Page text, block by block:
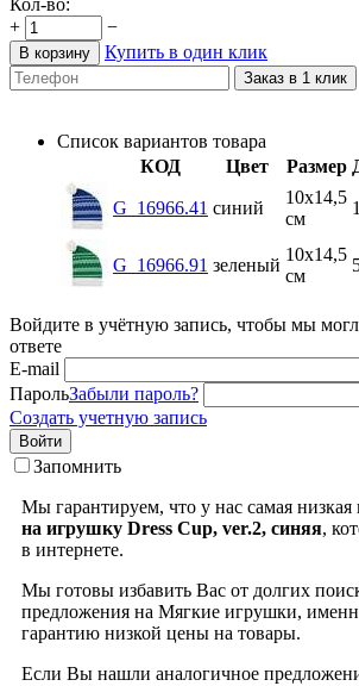
+
−
В корзину Купить в один клик
Заказ в 1 клик
Список вариантов товара
КОД
Цвет Размер
G_16966.41 синий
10х14,5
см
G_16966.91 зеленый
10х14,5
см
Войдите в учётную запись, чтобы мы
ответе
E-mail
ПарольЗабыли пароль?
Создать учетную запись
Войти
Запомнить
Мы гарантируем, что у нас самая низкая
на игрушку Dress Cup, ver.2, синяя,
в интернете.
Мы готовы избавить Вас от долгих
предложения на Мягкие игрушки,
гарантию низкой цены на товары.
Если Вы нашли аналогичное